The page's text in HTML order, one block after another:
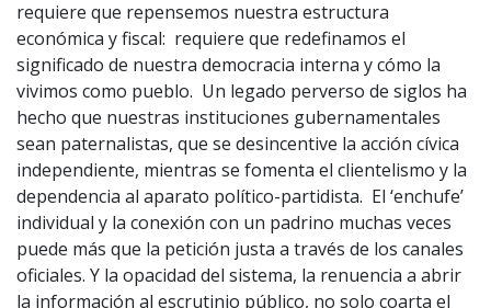
requiere que repensemos nuestra estructura
económica y fiscal: requiere que redefinamos el
significado de nuestra democracia interna y cómo la
vivimos como pueblo. Un legado perverso de siglos ha
hecho que nuestras instituciones gubernamentales
sean paternalistas, que se desincentive la acción cívica
independiente, mientras se fomenta el clientelismo y la
dependencia al aparato político-partidista. El ‘enchufe’
individual y la conexión con un padrino muchas veces
puede más que la petición justa a través de los canales
oficiales. Y la opacidad del sistema, la renuencia a abrir
la información al escrutinio público, no solo coarta el